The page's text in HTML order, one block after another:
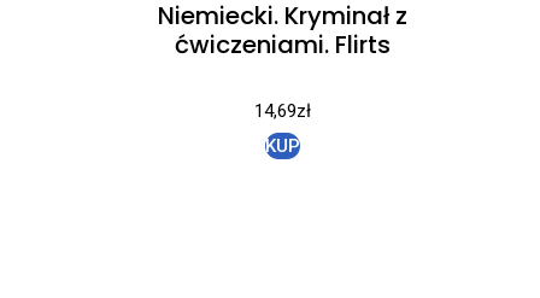
Niemiecki. Kryminał z
ćwiczeniami. Flirts
14,69zł
KUP